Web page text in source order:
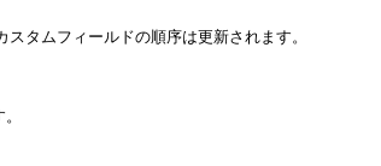
タムフィールドの順序は更新されます。